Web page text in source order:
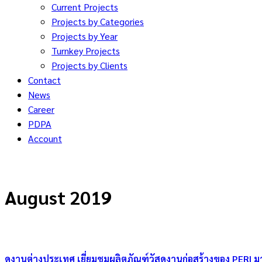
Current Projects
Projects by Categories
Projects by Year
Turnkey Projects
Projects by Clients
Contact
News
Career
PDPA
Account
August 2019
ดูงานต่างประเทศ เยี่ยมชมผลิตภัณฑ์วัสดุงานก่อสร้างของ PERI ม